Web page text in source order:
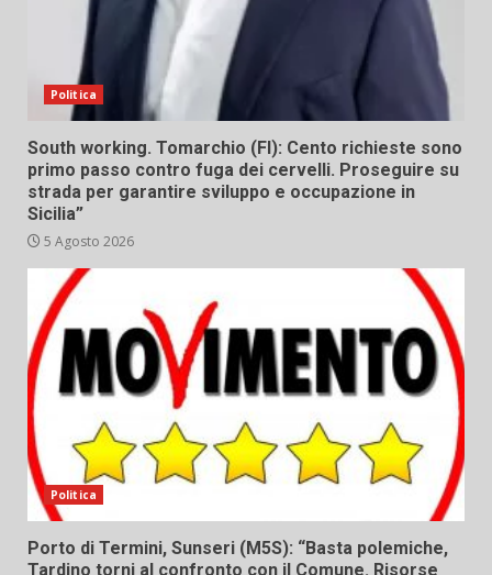
Politica
South working. Tomarchio (FI): Cento richieste sono
primo passo contro fuga dei cervelli. Proseguire su
strada per garantire sviluppo e occupazione in
Sicilia”
5 Agosto 2026
Politica
Porto di Termini, Sunseri (M5S): “Basta polemiche,
Tardino torni al confronto con il Comune. Risorse